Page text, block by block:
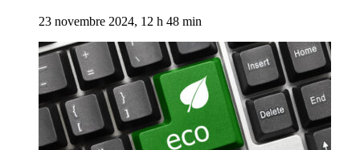
23 novembre 2024, 12 h 48 min